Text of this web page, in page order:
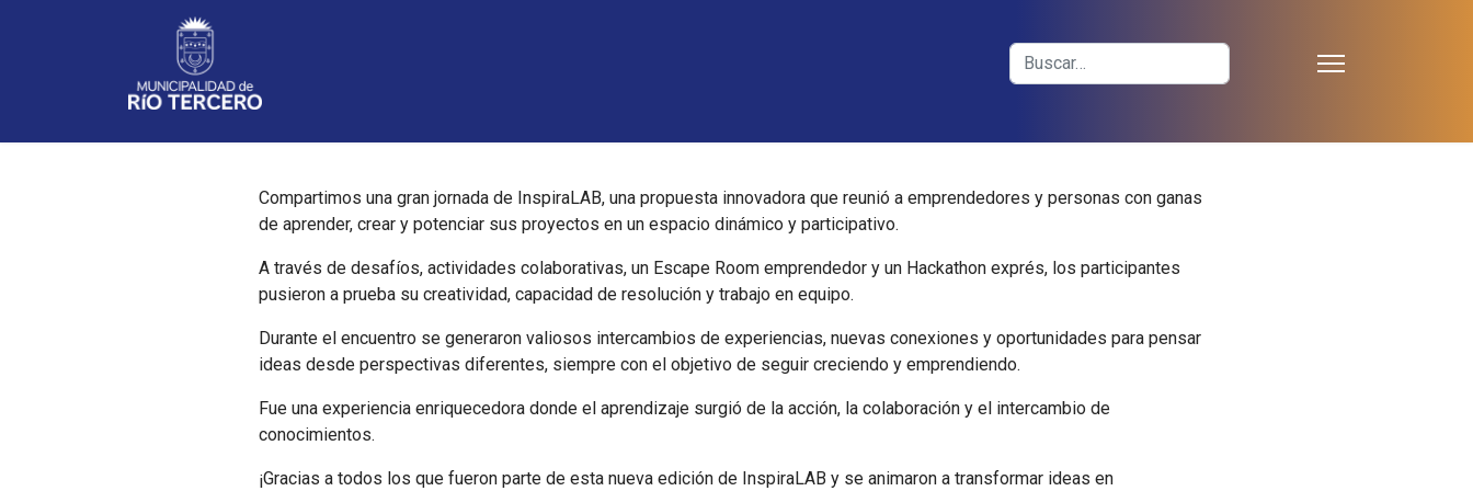
Buscar
Compartimos una gran jornada de InspiraLAB, una propuesta innovadora que reunió a emprendedores y personas con ganas
de aprender, crear y potenciar sus proyectos en un espacio dinámico y participativo.
A través de desafíos, actividades colaborativas, un Escape Room emprendedor y un Hackathon exprés, los participantes
pusieron a prueba su creatividad, capacidad de resolución y trabajo en equipo.
Durante el encuentro se generaron valiosos intercambios de experiencias, nuevas conexiones y oportunidades para pensar
ideas desde perspectivas diferentes, siempre con el objetivo de seguir creciendo y emprendiendo.
Fue una experiencia enriquecedora donde el aprendizaje surgió de la acción, la colaboración y el intercambio de
conocimientos.
¡Gracias a todos los que fueron parte de esta nueva edición de InspiraLAB y se animaron a transformar ideas en